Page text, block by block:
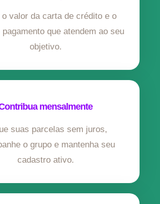
o valor da carta de crédito e o
pagamento que atendem ao seu
objetivo.
mensalmente
suas parcelas sem juros,
o grupo e mantenha seu
cadastro ativo.